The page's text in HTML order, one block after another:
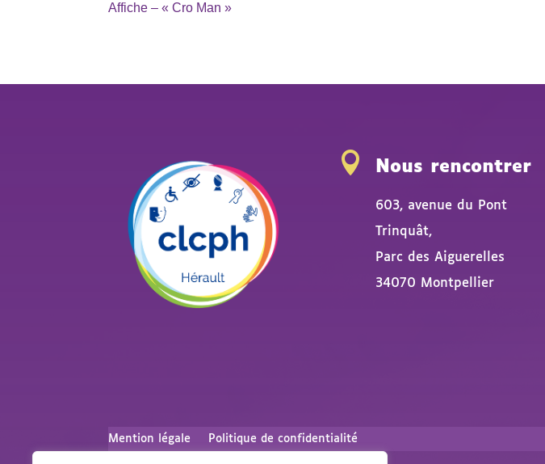
Affiche – « Cro Man »
 Nous rencontrer
603, avenue du Pont
Trinquât,
Parc des Aiguerelles
34070 Montpellier
Mention légale Politique de confidentialité